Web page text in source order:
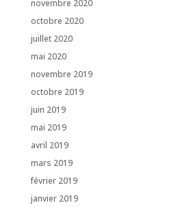
novembre 2020
octobre 2020
juillet 2020
mai 2020
novembre 2019
octobre 2019
juin 2019
mai 2019
avril 2019
mars 2019
février 2019
janvier 2019